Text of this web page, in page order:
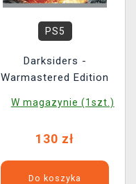
PS5
Darksiders -
Warmastered Edition
W magazynie (1szt.)
130 zł
Do koszyka